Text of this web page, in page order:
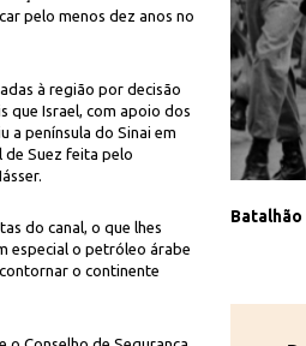
pelo menos dez anos no
à região por decisão
que Israel, com apoio dos
a península do Sinai em
de Suez feita pelo
do canal, o que lhes
especial o petróleo árabe
o continente
Batalhão